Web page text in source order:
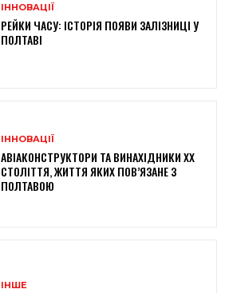
ІННОВАЦІЇ
РЕЙКИ ЧАСУ: ІСТОРІЯ ПОЯВИ ЗАЛІЗНИЦІ У
ПОЛТАВІ
ІННОВАЦІЇ
АВІАКОНСТРУКТОРИ ТА ВИНАХІДНИКИ XX
СТОЛІТТЯ, ЖИТТЯ ЯКИХ ПОВ’ЯЗАНЕ З
ПОЛТАВОЮ
ІНШЕ